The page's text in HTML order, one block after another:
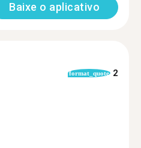
Baixe o aplicativo
format_quote 2